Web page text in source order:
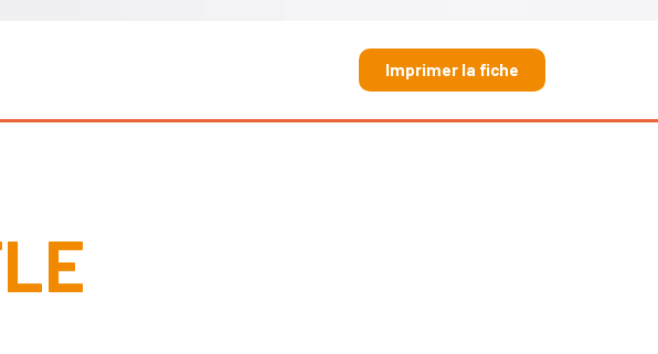
Imprimer la fiche